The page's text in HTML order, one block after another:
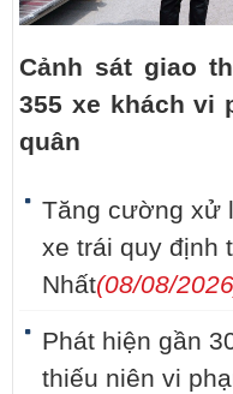
Cảnh sát giao
355 xe khách vi
quân
Tăng cường xử
xe trái quy định
Nhất(08/08/
Phát hiện gần
thiếu niên vi